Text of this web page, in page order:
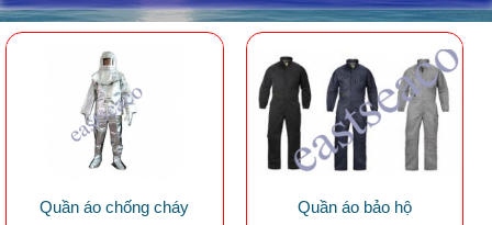
Quần áo chống cháy Quần áo bảo hộ